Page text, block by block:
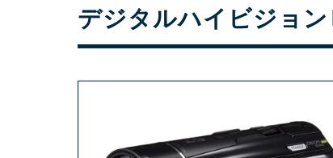
デジタルハイビジョ